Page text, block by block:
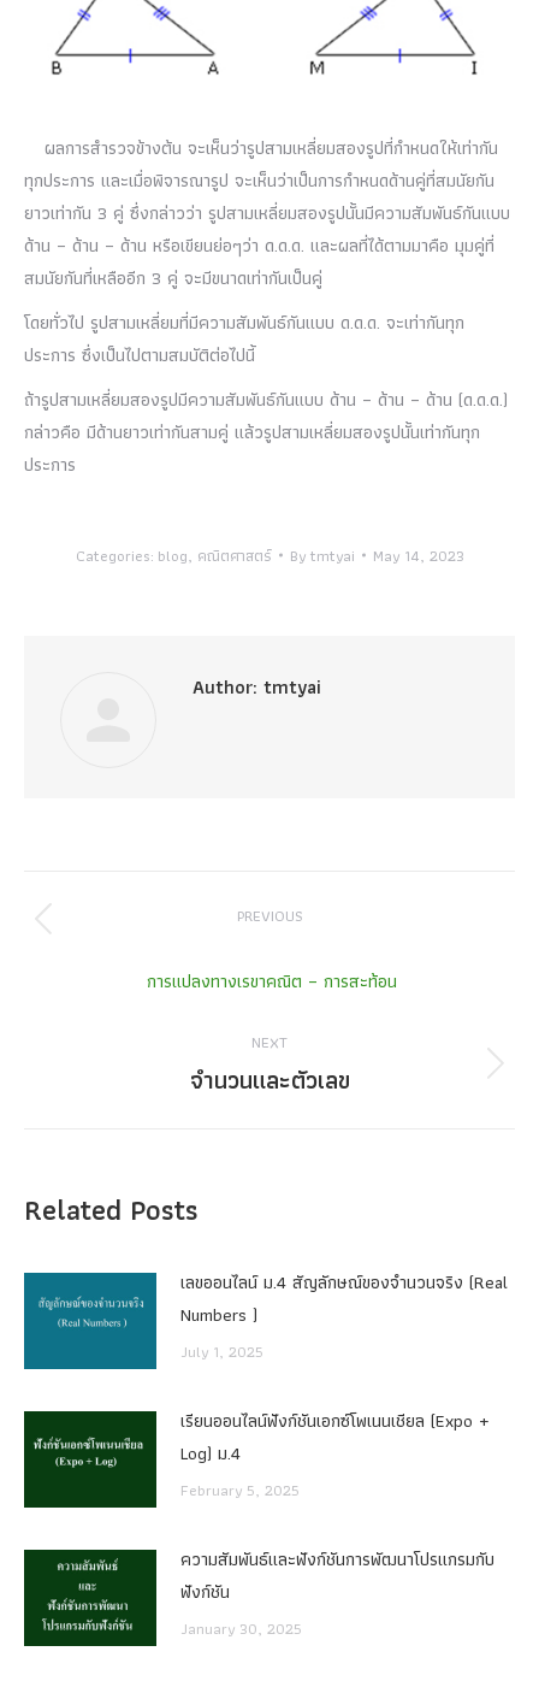
ผลการสำรวจข้างต้น จะเห็นว่ารูปสามเหลี่ยมสองรูปที่กำหนดให้เท่ากัน
ทุกประการ และเมื่อพิจารณารูป จะเห็นว่าเป็นการกำหนดด้านคู่ที่สมนัยกัน
ยาวเท่ากัน 3 คู่ ซึ่งกล่าวว่า รูปสามเหลี่ยมสองรูปนั้นมีความสัมพันธ์กันแบบ
ด้าน – ด้าน – ด้าน หรือเขียนย่อๆว่า ด.ด.ด. และผลที่ได้ตามมาคือ มุมคู่ที่
สมนัยกันที่เหลืออีก 3 คู่ จะมีขนาดเท่ากันเป็นคู่
โดยทั่วไป รูปสามเหลี่ยมที่มีความสัมพันธ์กันแบบ ด.ด.ด. จะเท่ากันทุก
ประการ ซึ่งเป็นไปตามสมบัติต่อไปนี้
ถ้ารูปสามเหลี่ยมสองรูปมีความสัมพันธ์กันแบบ ด้าน – ด้าน – ด้าน (ด.ด.ด.)
กล่าวคือ มีด้านยาวเท่ากันสามคู่ แล้วรูปสามเหลี่ยมสองรูปนั้นเท่ากันทุก
ประการ
Categories: blog, คณิตศาสตร์ Bytmtyai May 14, 2023
Author: tmtyai
Post
navigation
PREVIOUS
การแปลงทางเรขาคณิต – การสะท้อน
NEXT
Next
จำนวนและตัวเลข
Related Posts
เลขออนไลน์ ม.4 สัญลักษณ์ของจำนวนจริง (Real
Numbers )
July 1, 2025
เรียนออนไลน์ฟังก์ชันเอกซ์โพเนนเชียล (Expo +
Log) ม.4
February 5, 2025
ความสัมพันธ์และฟังก์ชันการพัฒนาโปรแกรมกับ
ฟังก์ชัน
January 30, 2025